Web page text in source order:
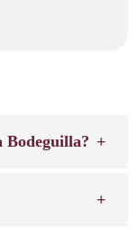
Bodeguilla?